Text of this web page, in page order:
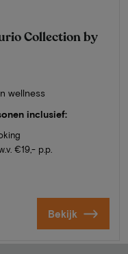
Collection by
wellness
inclusief:
€19,- p.p.
Bekijk